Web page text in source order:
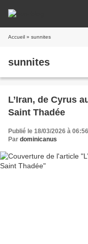
Accueil » sunnites
sunnites
L’Iran, de Cyrus
Saint Thadée
Publié le 18/03/2026 à 06:56
Par dominicanus